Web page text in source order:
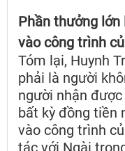
Phần thưởng
vào công trình
Tóm lại, Huynh
phải là người
người nhận
bất kỳ đồng tiền
vào công trình
tác với Ngài